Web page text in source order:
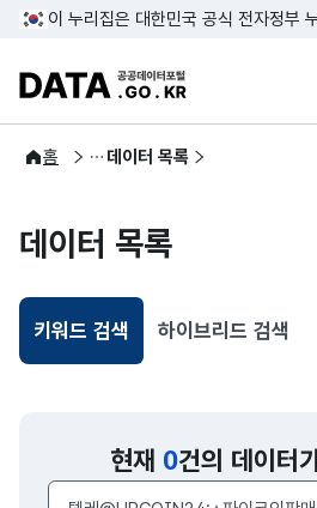
콘텐
푸터
이 누리집은 대한민국 공식 전자정부
DATA.GO.KR 공공데
홈
공공데이터 데이터 목록
데이터 목록
키워드 검색
선택됨
하이브리드 검색
현재 0건의 데이터
검색어 입력창